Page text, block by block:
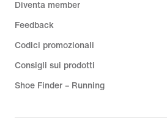
Diventa member
Feedback
Codici promozionali
Consigli sui prodotti
Shoe Finder – Running